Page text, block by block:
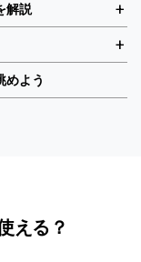
解説
めよう
える？